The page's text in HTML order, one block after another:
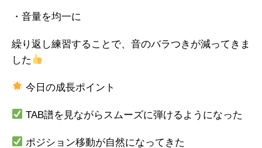
・音量を均一に
繰り返し練習することで、音のバラつきが減ってきま
した
今日の成長ポイント
TAB譜を見ながらスムーズに弾けるようになった
ポジション移動が自然になってきた